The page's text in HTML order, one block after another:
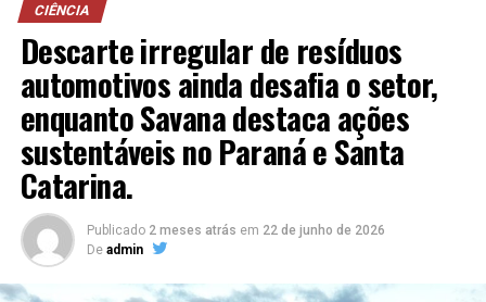
NÃO PERCA
Thiago Monteiro: O Rei do Ouro que Conquista as
Celebridades do Rio
CIÊNCIA
Descarte irregular de resíduos
automotivos ainda desafia o setor,
enquanto Savana destaca ações
sustentáveis no Paraná e Santa
Catarina.
Publicado 2 meses atrás em 22 de junho de 2026
De admin